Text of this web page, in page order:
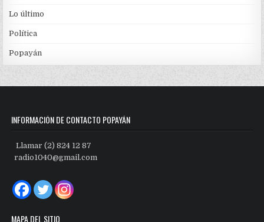
Lo último
Política
Popayán
INFORMACIÓN DE CONTACTO POPAYÁN
Llamar (2) 824 12 87
radio1040@gmail.com
MAPA DEL SITIO